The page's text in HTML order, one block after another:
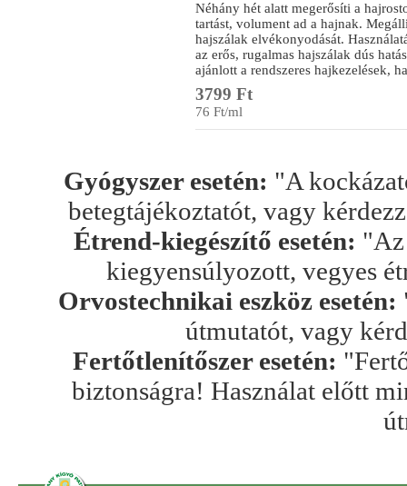
Néhány hét alatt megerősíti a
tartást, volument ad a hajnak.
hajszálak elvékonyodását.
az erős, rugalmas hajszálak dús
ajánlott a rendszeres hajkezelések,
3799 Ft
76 Ft/ml
Gyógyszer esetén: "A
betegtájékoztatót, vagy
Étrend-kiegészítő esetén: "Az
kiegyensúlyozott, vegyes
Orvostechnikai eszköz esetén:
útmutatót, vagy
Fertőtlenítőszer esetén:
biztonságra! Használat előtt